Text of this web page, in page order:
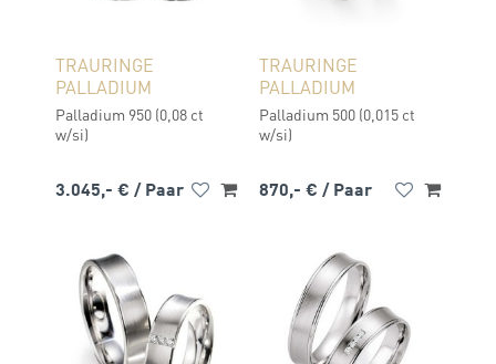
TRAURINGE
PALLADIUM
Palladium 950 (0,08 ct
w/si)
3.045,- € / Paar
TRAURINGE
PALLADIUM
Palladium 500 (0,015 ct
w/si)
870,- € / Paar